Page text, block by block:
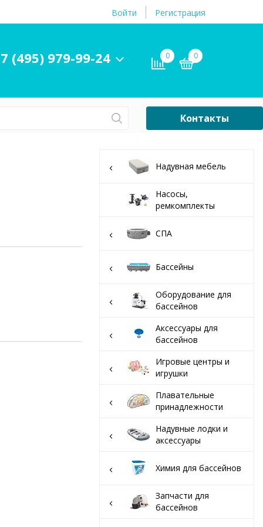
Войти Регистрация
(495) 979-99-24 0 0
Бассейны
принадлежности
Контакты
Надувная мебель
Насосы,
ремкомплекты
СПА
Бассейны
Оборудование для
бассейнов
Аксессуары для
бассейнов
Игровые центры и
игрушки
Плавательные
принадлежности
Надувные лодки и
аксессуары
Химия для бассейнов
Запчасти для
бассейнов